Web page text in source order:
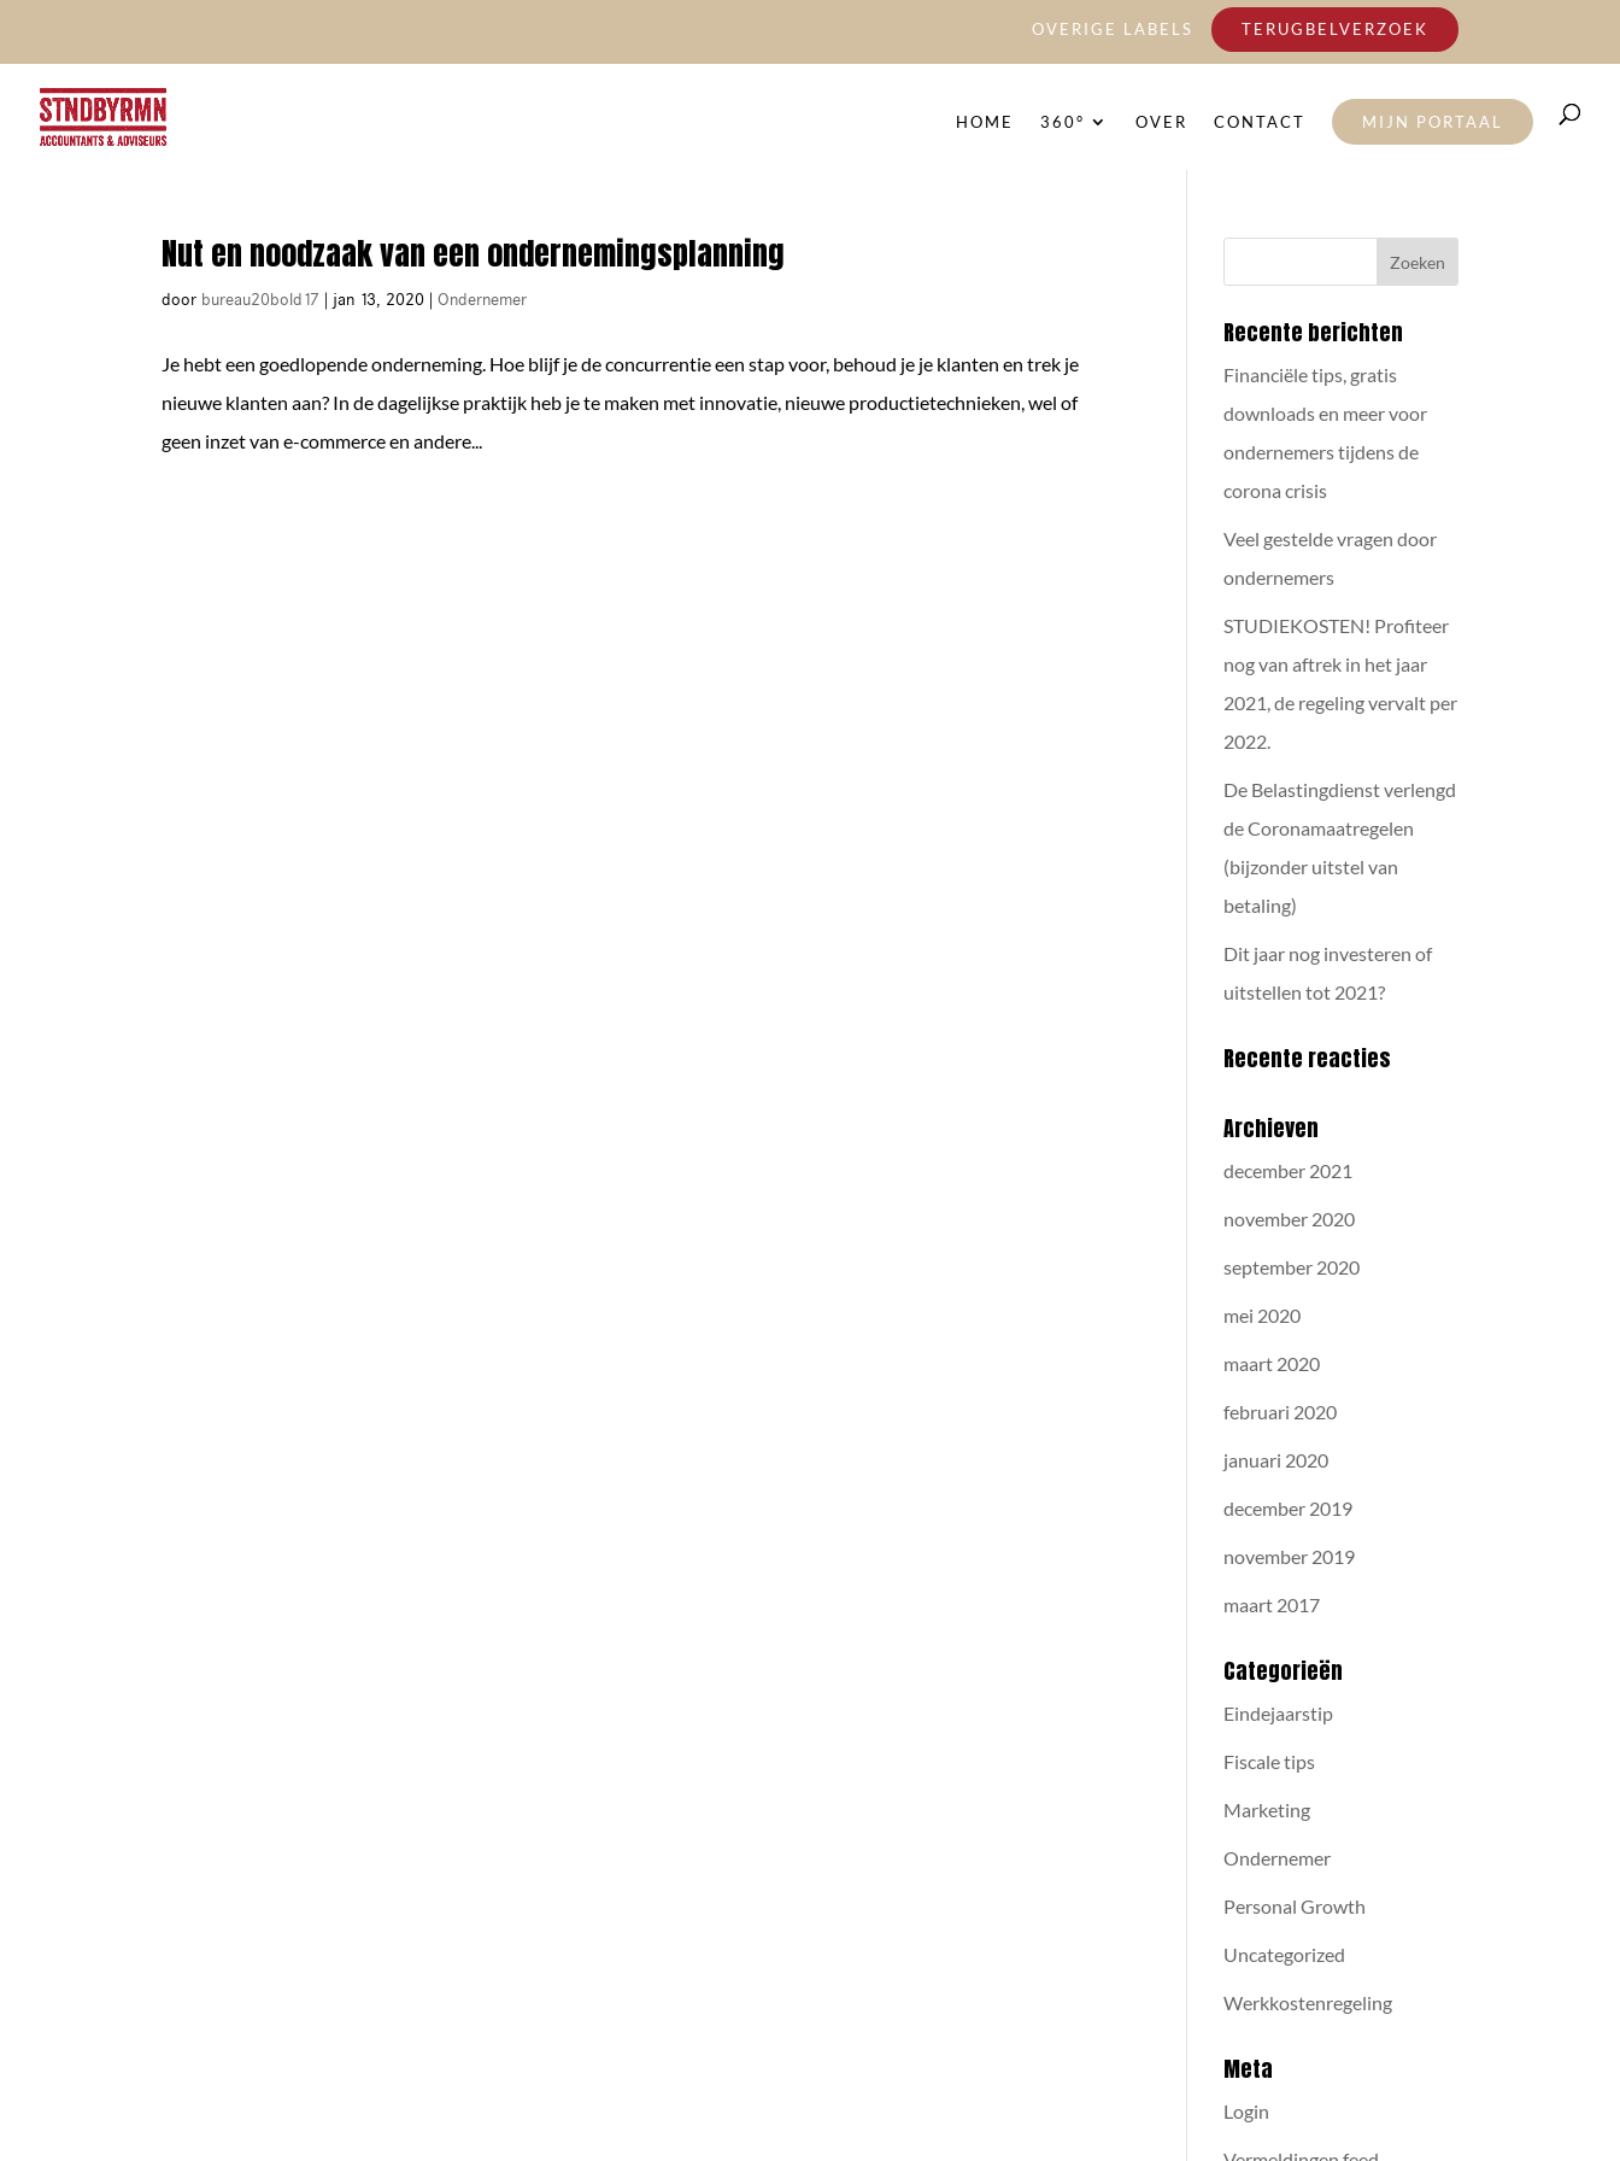
OVERIGE LABELS TERUGBELVERZOEK
HOME 360° OVER CONTACT MIJN PORTAAL
Nut en noodzaak van een ondernemingsplanning
door bureau20bold17 | jan 13, 2020 |Ondernemer
Je hebt een goedlopende onderneming. Hoe blijf je de concurrentie een stap voor, behoud je je klanten en trek je
nieuwe klanten aan? In de dagelijkse praktijk heb je te maken met innovatie, nieuwe productietechnieken, wel of
geen inzet van e-commerce en andere...
Recente berichten
Financiële tips, gratis
downloads en meer voor
ondernemers tijdens de
corona crisis
Veel gestelde vragen door
ondernemers
STUDIEKOSTEN! Profiteer
nog van aftrek in het jaar
2021, de regeling vervalt per
2022.
De Belastingdienst verlengd
de Coronamaatregelen
(bijzonder uitstel van
betaling)
Dit jaar nog investeren of
uitstellen tot 2021?
Recente reacties
Archieven
december 2021
november 2020
september 2020
mei 2020
maart 2020
februari 2020
januari 2020
december 2019
november 2019
maart 2017
Categorieën
Eindejaarstip
Fiscale tips
Marketing
Ondernemer
Personal Growth
Uncategorized
Werkkostenregeling
Meta
Login